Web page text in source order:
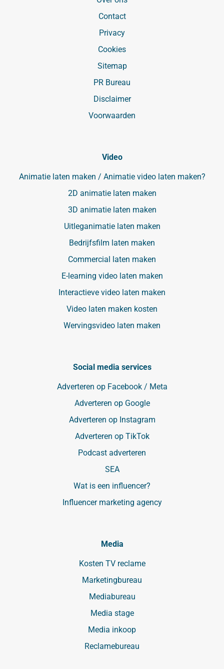
Contact
Privacy
Cookies
Sitemap
PR Bureau
Disclaimer
Voorwaarden
Video
Animatie laten maken / Animatie video laten maken?
2D animatie laten maken
3D animatie laten maken
Uitleganimatie laten maken
Bedrijfsfilm laten maken
Commercial laten maken
E-learning video laten maken
Interactieve video laten maken
Video laten maken kosten
Wervingsvideo laten maken
Social media services
Adverteren op Facebook / Meta
Adverteren op Google
Adverteren op Instagram
Adverteren op TikTok
Podcast adverteren
SEA
Wat is een influencer?
Influencer marketing agency
Media
Kosten TV reclame
Marketingbureau
Mediabureau
Media stage
Media inkoop
Reclamebureau